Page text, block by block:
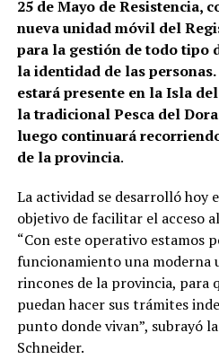
25 de Mayo de Resistencia,
nueva unidad móvil del
para la gestión de todo tipo
la identidad de las
estará presente en la Isla
la tradicional Pesca del
luego continuará
de la provincia.
La actividad se desarrolló hoy
objetivo de facilitar el acceso
“Con este operativo estamos
funcionamiento una moderna
rincones de la provincia, para
puedan hacer sus trámites
punto donde vivan”, subrayó
Schneider.